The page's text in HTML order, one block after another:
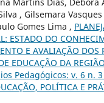
, Gilsemara
Gomes Lima ,
ESTADO DO
E AVALIAÇÃO DOS
EDUCAÇÃO DA
Pedagógicos: v. 6 n.
POLÍTICA E